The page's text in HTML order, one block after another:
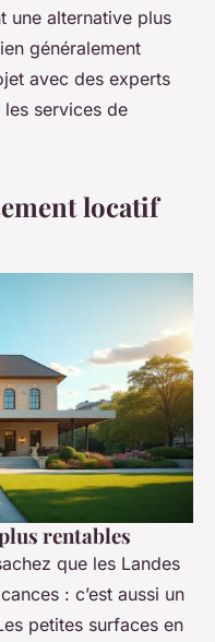
une alternative plus
généralement
avec des experts
services de
locatif
rentables
que les Landes
: c’est aussi un
petites surfaces en